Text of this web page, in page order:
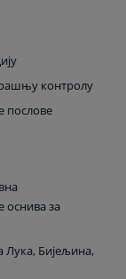
контролу
послове
оснива за
Лука, Бијељина,